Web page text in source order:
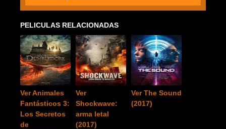
PELICULAS RELACIONADAS
Ver Animales
Fantásticos 3:
Los Secretos
de
Ver
Shockwave:
arma letal
(2017)
Ver The Sound
(2017)